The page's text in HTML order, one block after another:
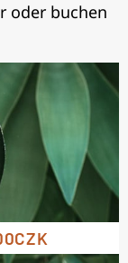
oder buchen